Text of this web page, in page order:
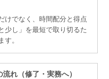
けでなく、時間配分と得点
少し」を最短で取り切るた
す。
れ（修了・実務へ）